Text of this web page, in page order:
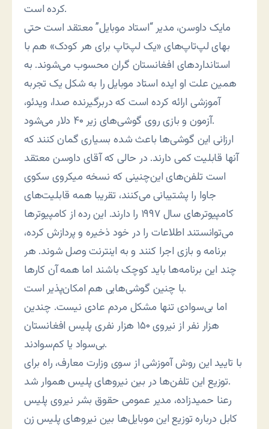
کرده است.
مایک داوسن، مدیر “استاد موبایل” معتقد است حتی
بهای لپ‌تاپ‌های «یک لپ‌تاپ برای هر کودک» هم با
استانداردهای افغانستان گران محسوب می‌شوند. به
همین علت او ایده استاد موبایل را به شکل یک تجربه
آموزشی ارائه کرده است که دربرگیرنده صدا، ویدئو،
آزمون و بازی روی گوشی‌های زیر ۴۰ دلار می‌شود.
ارزانی این گوشی‌ها باعث شده بسیاری گمان کنند که
آنها قابلیت کمی دارند. در حالی که آقای داوسن معتقد
است تلفن‌های این‌چنینی که نسخه میکروی سکوی
جاوا را پشتیبانی می‌کنند، تقریبا همه قابلیت‌های
کامپیوترهای سال ۱۹۹۷ را دارند. این رده از کامپیوترها
می‌توانستند اطلاعات را در خود ذخیره و پردازش کرده،
برنامه و بازی اجرا کنند و به اینترنت وصل شوند. هر
چند این برنامه‌ها باید کوچک باشند اما همه آن کارها
با چنین گوشی‌هایی هم امکان‌پذیر است.
اما بی‌سوادی تنها مشکل مردم عادی نیست. چندین
هزار نفر از نیروی ۱۵۰ هزار نفری پلیس افغانستان
بی‌سواد یا کم‌سوادند.
با تایید این روش آموزشی از سوی وزارت معارف، راه برای
توزیع این تلفن‌ها در بین نیروهای پلیس هموار شد.
رعنا حمیدزاده، مدیر عمومی حقوق بشر نیروی پلیس
کابل درباره توزیع این موبایل‌ها بین نیروهای پلیس زن